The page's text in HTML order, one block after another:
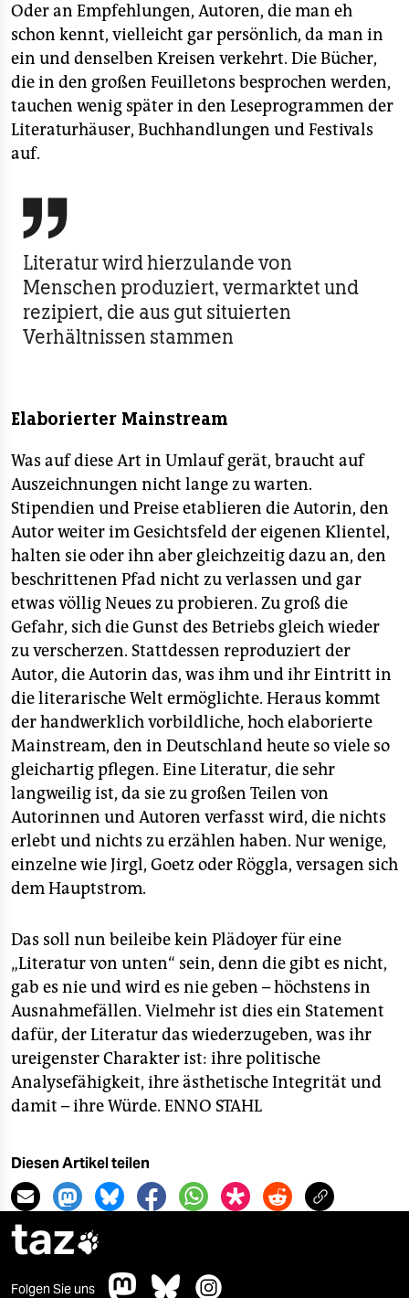
Oder an Empfehlungen, Autoren, die man eh
schon kennt, vielleicht gar persönlich, da man in
ein und denselben Kreisen verkehrt. Die Bücher,
die in den großen Feuilletons besprochen werden,
tauchen wenig später in den Leseprogrammen der
Literaturhäuser, Buchhandlungen und Festivals
auf.

Literatur wird hierzulande von
Menschen produziert, vermarktet und
rezipiert, die aus gut situierten
Verhältnissen stammen
Elaborierter Mainstream
Was auf diese Art in Umlauf gerät, braucht auf
Auszeichnungen nicht lange zu warten.
Stipendien und Preise etablieren die Autorin, den
Autor weiter im Gesichtsfeld der eigenen Klientel,
halten sie oder ihn aber gleichzeitig dazu an, den
beschrittenen Pfad nicht zu verlassen und gar
etwas völlig Neues zu probieren. Zu groß die
Gefahr, sich die Gunst des Betriebs gleich wieder
zu verscherzen. Stattdessen reproduziert der
Autor, die Autorin das, was ihm und ihr Eintritt in
die literarische Welt ermöglichte. Heraus kommt
der handwerklich vorbildliche, hoch elaborierte
Mainstream, den in Deutschland heute so viele so
gleichartig pflegen. Eine Literatur, die sehr
langweilig ist, da sie zu großen Teilen von
Autorinnen und Autoren verfasst wird, die nichts
erlebt und nichts zu erzählen haben. Nur wenige,
einzelne wie Jirgl, Goetz oder Röggla, versagen sich
dem Hauptstrom.
Das soll nun beileibe kein Plädoyer für eine
„Literatur von unten“ sein, denn die gibt es nicht,
gab es nie und wird es nie geben – höchstens in
Ausnahmefällen. Vielmehr ist dies ein Statement
dafür, der Literatur das wiederzugeben, was ihr
ureigenster Charakter ist: ihre politische
Analysefähigkeit, ihre ästhetische Integrität und
damit – ihre Würde. ENNO STAHL
Diesen Artikel teilen
taz
Folgen Sie uns